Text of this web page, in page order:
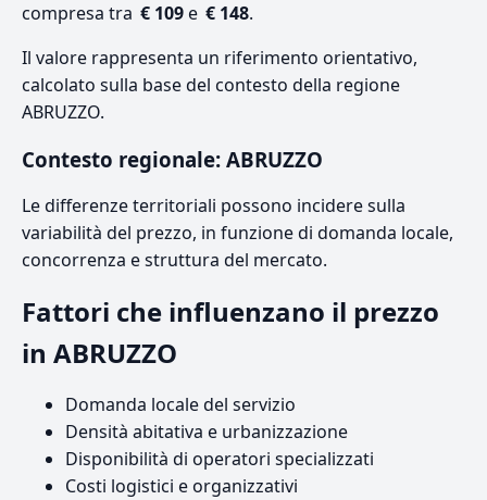
compresa tra € 109e € 148.
Il valore rappresenta un riferimento orientativo,
calcolato sulla base del contesto della regione
ABRUZZO.
Contesto regionale: ABRUZZO
Le differenze territoriali possono incidere sulla
variabilità del prezzo, in funzione di domanda locale,
concorrenza e struttura del mercato.
Fattori che influenzano il prezzo
in ABRUZZO
Domanda locale del servizio
Densità abitativa e urbanizzazione
Disponibilità di operatori specializzati
Costi logistici e organizzativi